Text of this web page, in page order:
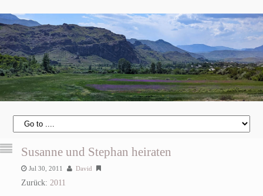
Susanne und Stephan heiraten
Jul 30, 2011 David
Zurück: 2011